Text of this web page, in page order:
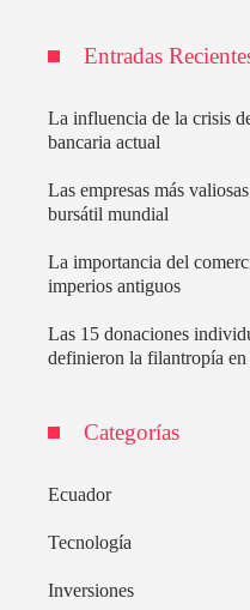
Entradas
La influencia de la crisis
bancaria actual
Las empresas más
bursátil mundial
La importancia del
imperios antiguos
Las 15 donaciones
definieron la filantropía en
Categorías
Ecuador
Tecnología
Inversiones